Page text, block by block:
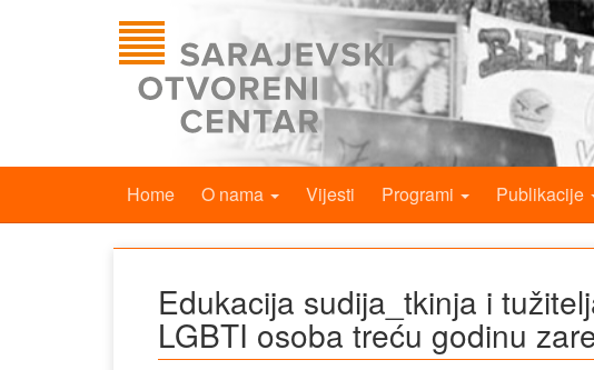
Home O nama Vijesti Programi Publikacije
Edukacija sudija_tkinja i
LGBTI osoba treću godinu